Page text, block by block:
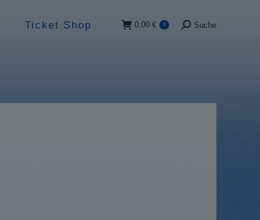
Ticket Shop 0,00 € 0 Suche:
Suche